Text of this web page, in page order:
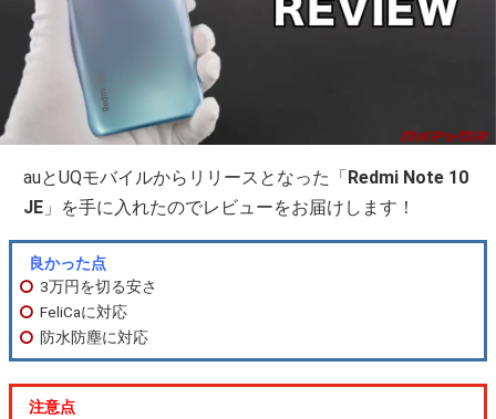
auとUQモバイルからリリースとなった「 Redmi Note 10
JE 」を手に入れたのでレビューをお届けします！
良かった点
3万円を切る安さ
FeliCaに対応
防水防塵に対応
注意点